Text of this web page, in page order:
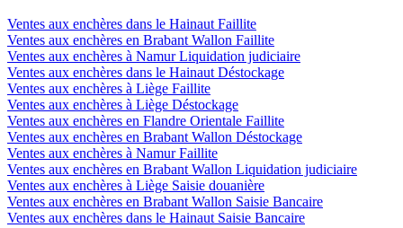
Ventes aux enchères dans le Hainaut Faillite
Ventes aux enchères en Brabant Wallon Faillite
Ventes aux enchères à Namur Liquidation judiciaire
Ventes aux enchères dans le Hainaut Déstockage
Ventes aux enchères à Liège Faillite
Ventes aux enchères à Liège Déstockage
Ventes aux enchères en Flandre Orientale Faillite
Ventes aux enchères en Brabant Wallon Déstockage
Ventes aux enchères à Namur Faillite
Ventes aux enchères en Brabant Wallon Liquidation judiciaire
Ventes aux enchères à Liège Saisie douanière
Ventes aux enchères en Brabant Wallon Saisie Bancaire
Ventes aux enchères dans le Hainaut Saisie Bancaire